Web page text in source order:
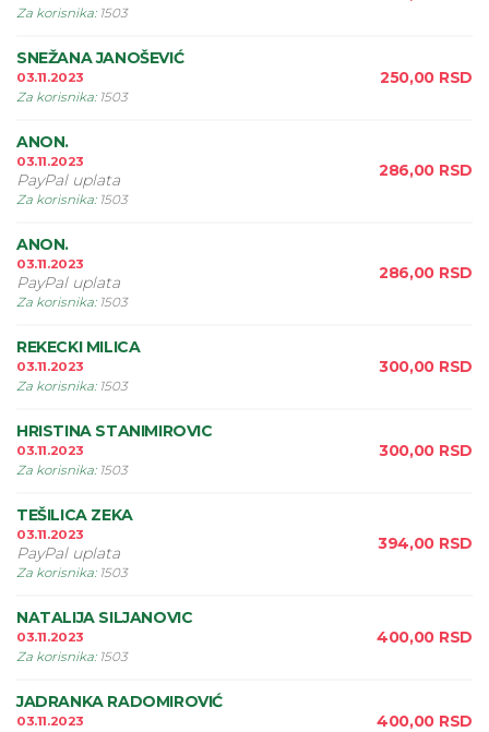
Za korisnika: 1503
SNEŽANA JANOŠEVIĆ
03.11.2023
Za korisnika: 1503
250,00 RSD
ANON.
03.11.2023
PayPal uplata
Za korisnika: 1503
286,00 RSD
ANON.
03.11.2023
PayPal uplata
Za korisnika: 1503
286,00 RSD
REKECKI MILICA
03.11.2023
Za korisnika: 1503
300,00 RSD
HRISTINA STANIMIROVIC
03.11.2023
Za korisnika: 1503
300,00 RSD
TEŠILICA ZEKA
03.11.2023
PayPal uplata
Za korisnika: 1503
394,00 RSD
NATALIJA SILJANOVIC
03.11.2023
Za korisnika: 1503
400,00 RSD
JADRANKA RADOMIROVIĆ
03.11.2023
400,00 RSD